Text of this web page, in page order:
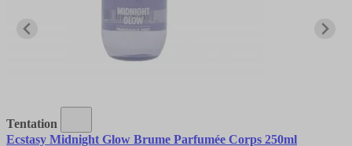
Tentation
Ecstasy Midnight Glow Brume Parfumée Corps 250ml